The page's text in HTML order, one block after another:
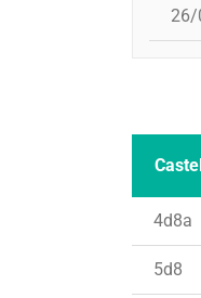
26/
4d8a
5d8